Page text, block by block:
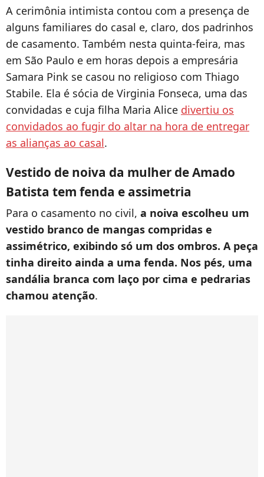
A cerimônia intimista contou com a presença de
alguns familiares do casal e, claro, dos padrinhos
de casamento. Também nesta quinta-feira, mas
em São Paulo e em horas depois a empresária
Samara Pink se casou no religioso com Thiago
Stabile. Ela é sócia de Virginia Fonseca, uma das
convidadas e cuja filha Maria Alice divertiu os
convidados ao fugir do altar na hora de entregar
as alianças ao casal.
Vestido de noiva da mulher de Amado
Batista tem fenda e assimetria
Para o casamento no civil, a noiva escolheu um
vestido branco de mangas compridas e
assimétrico, exibindo só um dos ombros. A peça
tinha direito ainda a uma fenda. Nos pés, uma
sandália branca com laço por cima e pedrarias
chamou atenção.